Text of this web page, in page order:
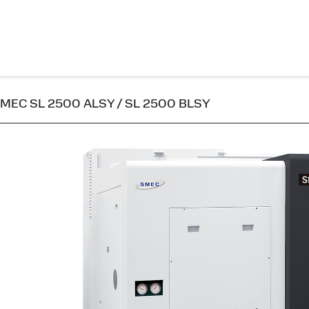
SL 2500 ALSY / SL 2500 BLSY